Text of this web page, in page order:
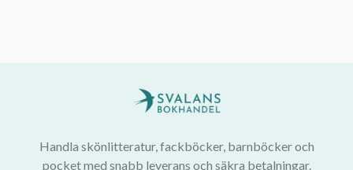
Handla skönlitteratur, fackböcker, barnböcker och
pocket med snabb leverans och säkra betalningar.